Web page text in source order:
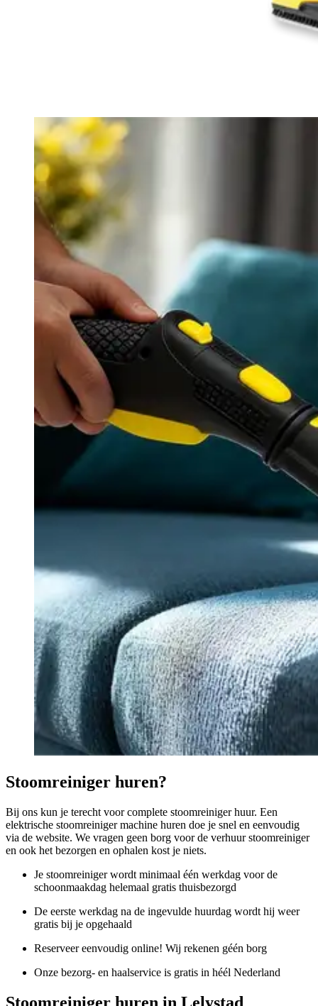
Stoomreiniger huren?
Bij ons kun je terecht voor complete stoomreiniger huur. Een
elektrische stoomreiniger machine huren doe je snel en eenvoudig
via de website. We vragen geen borg voor de verhuur stoomreiniger
en ook het bezorgen en ophalen kost je niets.
Je stoomreiniger wordt minimaal één werkdag voor de
schoonmaakdag helemaal gratis thuisbezorgd
De eerste werkdag na de ingevulde huurdag wordt hij weer
gratis bij je opgehaald
Reserveer eenvoudig online! Wij rekenen géén borg
Onze bezorg- en haalservice is gratis in héél Nederland
Stoomreiniger huren in Lelystad